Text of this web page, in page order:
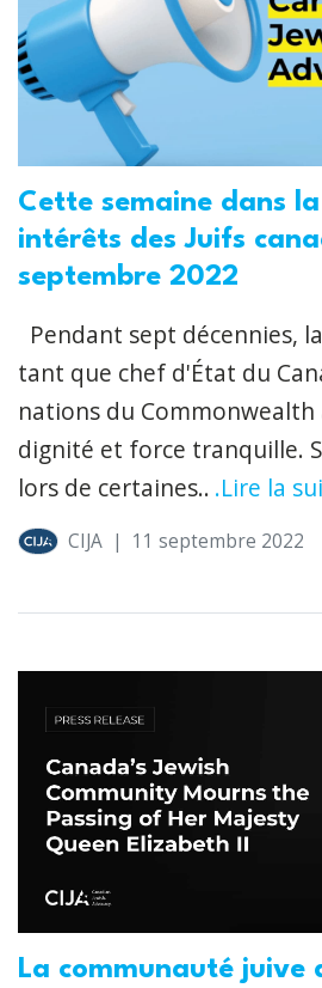
Cette semaine dans
intérêts des Juifs
septembre 2022
Pendant sept décennies,
tant que chef d'État du
nations du Commonwealth
dignité et force tranquille.
lors de certaines.. .Lire la
CIJA | 11 septembre 2022
La communauté juive